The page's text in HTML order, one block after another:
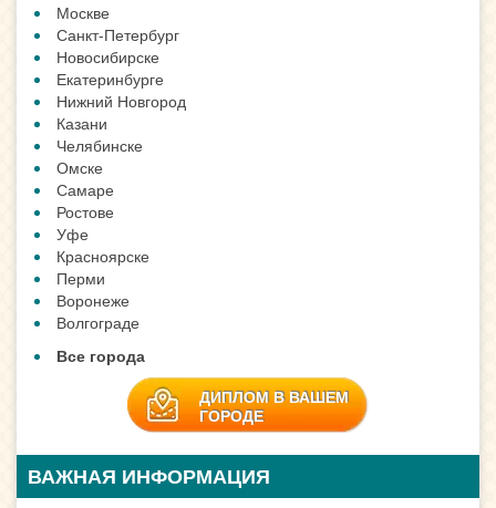
Москве
Санкт-Петербург
Новосибирске
Екатеринбурге
Нижний Новгород
Казани
Челябинске
Омске
Самаре
Ростове
Уфе
Красноярске
Перми
Воронеже
Волгограде
Все города
ДИПЛОМ В ВАШЕМ
ГОРОДЕ
ВАЖНАЯ ИНФОРМАЦИЯ